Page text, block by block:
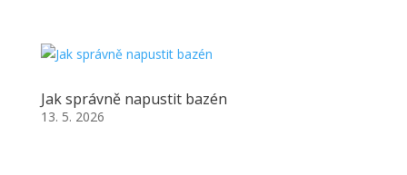
Jak správně napustit bazén
13. 5. 2026